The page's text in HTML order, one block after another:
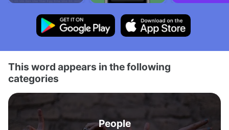
This word appears in the following
categories
People